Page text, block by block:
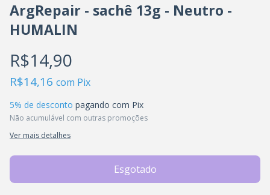
ArgRepair - sachê 13g - Neutro -
HUMALIN
R$14,90
R$14,16 com Pix
5% de desconto pagando com Pix
Não acumulável com outras promoções
Ver mais detalhes